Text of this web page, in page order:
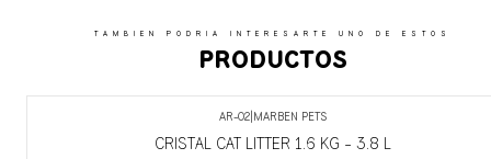
TAMBIEN PODRIA INTERESARTE UNO DE ESTOS
PRODUCTOS
AR-02| MARBEN PETS
CRISTAL CAT LITTER 1.6 KG - 3.8 L